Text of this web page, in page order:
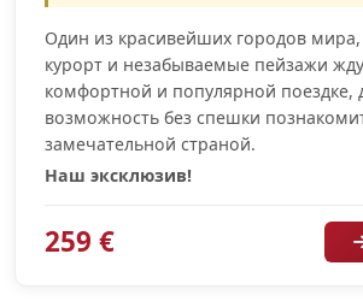
Один из красивейших городов
курорт и незабываемые пейзажи
комфортной и популярной
возможность без спешки
замечательной страной.
Наш эксклюзив!
259 €